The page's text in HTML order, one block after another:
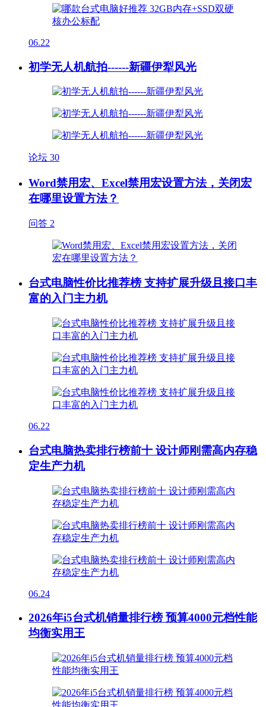
06.22
初学无人机航拍------新疆伊犁风光
论坛 30
Word禁用宏、Excel禁用宏设置方法，关闭宏
在哪里设置方法？
问答 2
台式电脑性价比推荐榜 支持扩展升级且接口丰
富的入门主力机
06.22
台式电脑热卖排行榜前十 设计师刚需高内存稳
定生产力机
06.24
2026年i5台式机销量排行榜 预算4000元档性能
均衡实用王